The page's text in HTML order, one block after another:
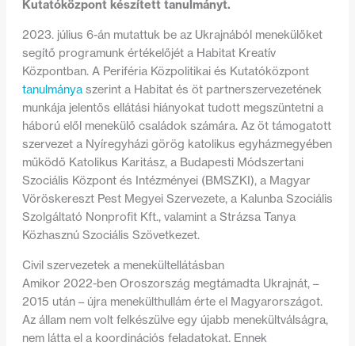
Kutatóközpont készített tanulmányt.
2023. július 6-án mutattuk be az Ukrajnából menekülőket
segítő programunk értékelőjét a Habitat Kreatív
Központban. A Periféria Közpolitikai és Kutatóközpont
tanulmányaszerint a Habitat és öt partnerszervezetének
munkája jelentős ellátási hiányokat tudott megszüntetni a
háború elől menekülő családok számára. Az öt támogatott
szervezet a Nyíregyházi görög katolikus egyházmegyében
működő Katolikus Karitász, a Budapesti Módszertani
Szociális Központ és Intézményei (BMSZKI), a Magyar
Vöröskereszt Pest Megyei Szervezete, a Kalunba Szociális
Szolgáltató Nonprofit Kft., valamint a Strázsa Tanya
Közhasznú Szociális Szövetkezet.
Civil szervezetek a menekültellátásban
Amikor 2022-ben Oroszország megtámadta Ukrajnát, –
2015 után – újra menekülthullám érte el Magyarországot.
Az állam nem volt felkészülve egy újabb menekültválságra,
nem látta el a koordinációs feladatokat. Ennek